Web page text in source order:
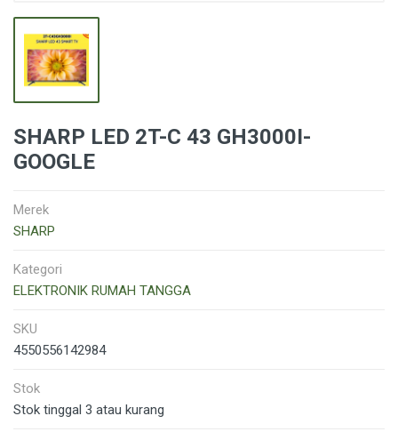
SHARP LED 2T-C 43 GH3000I-
GOOGLE
Merek
SHARP
Kategori
ELEKTRONIK RUMAH TANGGA
SKU
4550556142984
Stok
Stok tinggal 3 atau kurang